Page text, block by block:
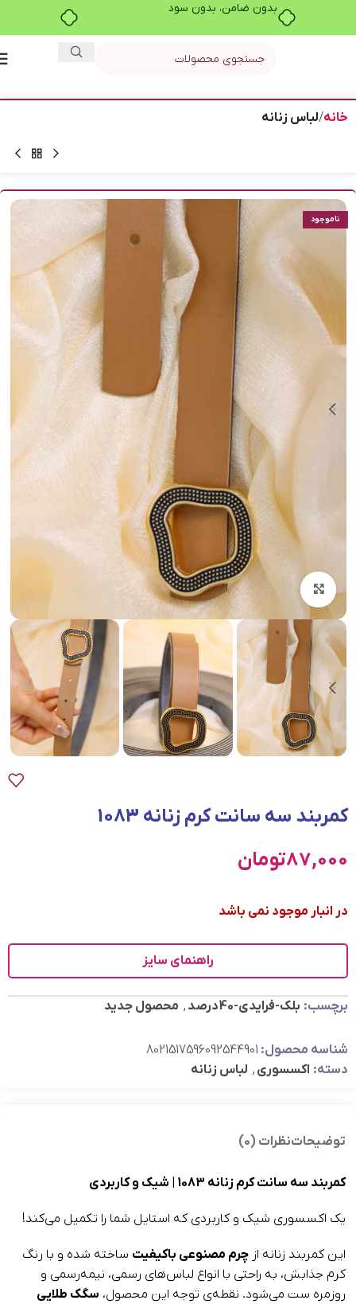
بدون ضامن، بدون سود
خانه لباس زنانه
ناموجود
بزرگنمایی تصویر
کمربند سه سانت کرم زنانه 1083
87,000تومان
در انبار موجود نمی باشد
راهنمای سایز
برچسب: بلک-فرایدی-40درصد , محصول جدید
شناسه محصول: 8021517596092544901
دسته: اکسسوری , لباس زنانه
توضیحاتنظرات (0)
کمربند سه سانت کرم زنانه 1083 | شیک و کاربردی
یک اکسسوری شیک و کاربردی که استایل شما را تکمیل می‌کند!
این کمربند زنانه از چرم مصنوعی باکیفیت ساخته شده و با رنگ
کرم جذابش، به راحتی با انواع لباس‌های رسمی، نیمه‌رسمی و
روزمره ست می‌شود. نقطه‌ی توجه این محصول، سگک طلایی